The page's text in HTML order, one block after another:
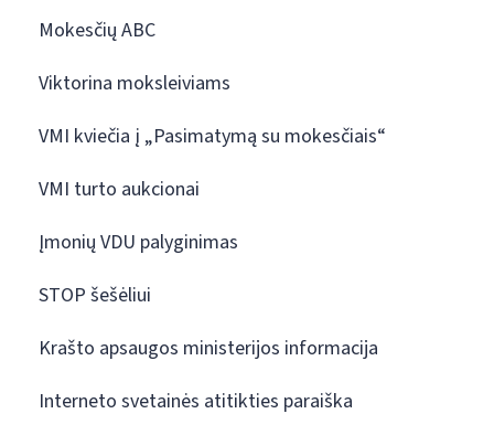
Mokesčių ABC
Viktorina moksleiviams
VMI kviečia į „Pasimatymą su mokesčiais“
VMI turto aukcionai
Įmonių VDU palyginimas
STOP šešėliui
Krašto apsaugos ministerijos informacija
Interneto svetainės atitikties paraiška